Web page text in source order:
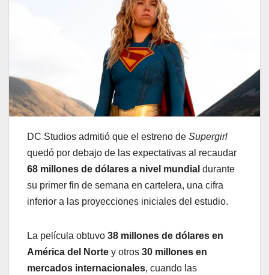
DC Studios admitió que el estreno de Supergirl
quedó por debajo de las expectativas al recaudar
68 millones de dólares a nivel mundial durante
su primer fin de semana en cartelera, una cifra
inferior a las proyecciones iniciales del estudio.
La película obtuvo 38 millones de dólares en
América del Norte y otros 30 millones en
mercados internacionales, cuando las